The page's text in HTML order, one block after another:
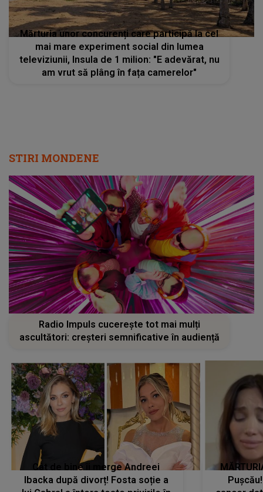
Mărturia unor concurenți care participă la cel
mai mare experiment social din lumea
televiziunii, Insula de 1 milion: "E adevărat, nu
am vrut să plâng în fața camerelor"
STIRI MONDENE
Radio Impuls cucerește tot mai mulți
ascultători: creșteri semnificative în audiență
Cât de bine îi merge Andreei
Ibacka după divorț! Fosta soție a